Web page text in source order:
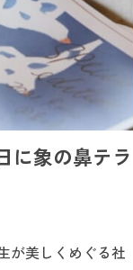
に象の鼻テラ
が美しくめぐる社